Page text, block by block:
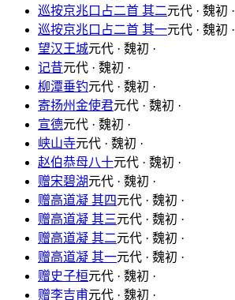
巡按京兆口占二首 其二元代 · 魏初 ·
巡按京兆口占二首 其一元代 · 魏初 ·
望汉王城元代 · 魏初 ·
记昔元代 · 魏初 ·
柳潭垂钓元代 · 魏初 ·
寄扬州金使君元代 · 魏初 ·
宣德元代 · 魏初 ·
峡山寺元代 · 魏初 ·
赵伯恭母八十元代 · 魏初 ·
赠宋碧湖元代 · 魏初 ·
赠高道凝 其四元代 · 魏初 ·
赠高道凝 其三元代 · 魏初 ·
赠高道凝 其二元代 · 魏初 ·
赠高道凝 其一元代 · 魏初 ·
赠史子桓元代 · 魏初 ·
赠李吉甫元代 · 魏初 ·